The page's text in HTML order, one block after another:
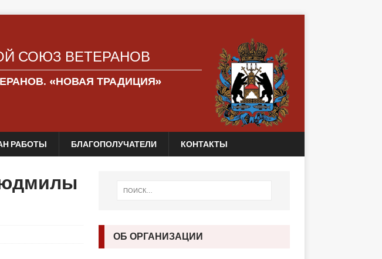
СОЮЗ ВЕТЕРАНОВ
«НОВАЯ ТРАДИЦИЯ»
РАБОТЫ БЛАГОПОЛУЧАТЕЛИ КОНТАКТЫ
ОБ ОРГАНИЗАЦИИ